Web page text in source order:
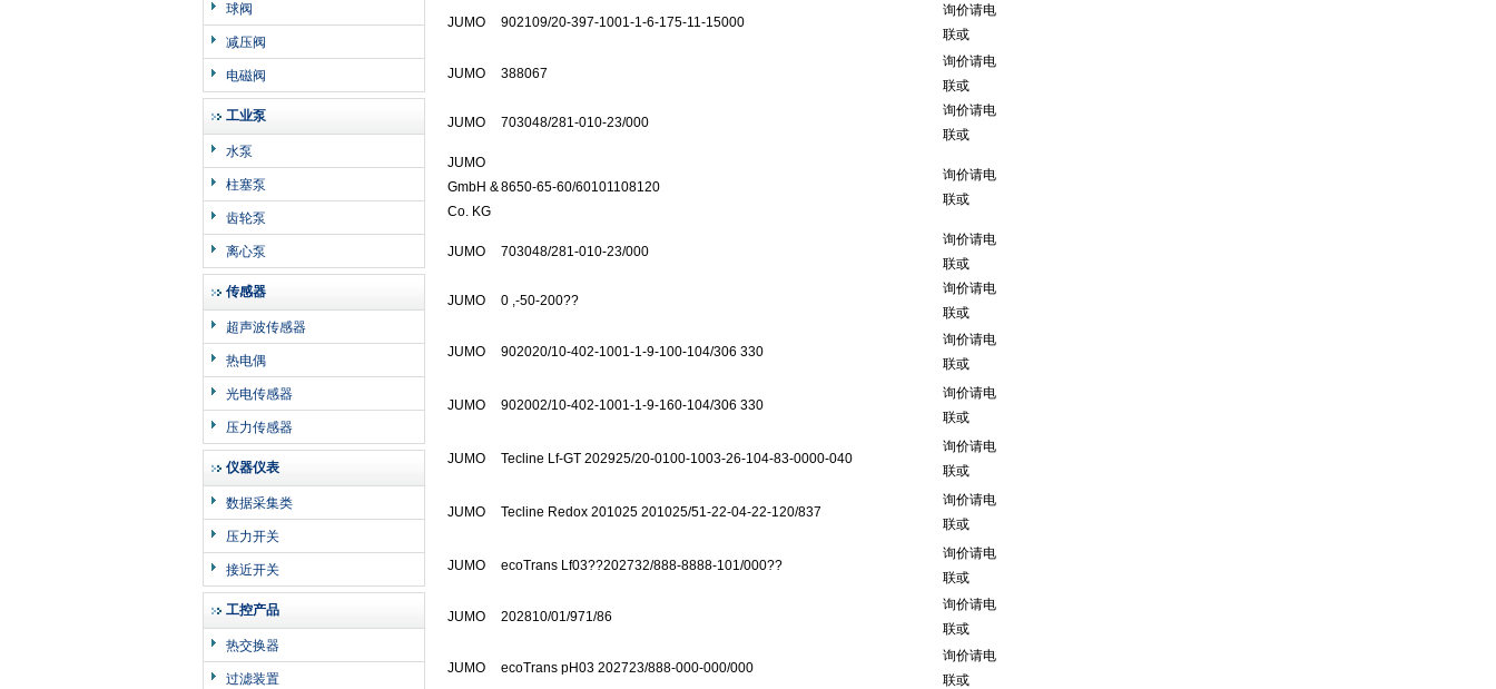
球阀
减压阀
电磁阀
工业泵
水泵
柱塞泵
齿轮泵
离心泵
传感器
超声波传感器
热电偶
光电传感器
压力传感器
仪器仪表
数据采集类
压力开关
接近开关
工控产品
热交换器
过滤装置
JUMO 902109/20-397-1001-1-6-175-11-15000
询价请电
联或
JUMO 388067
询价请电
联或
JUMO 703048/281-010-23/000
询价请电
联或
JUMO
GmbH &
Co. KG
8650-65-60/60101108120
询价请电
联或
JUMO 703048/281-010-23/000
询价请电
联或
JUMO 0 ,-50-200??
询价请电
联或
JUMO 902020/10-402-1001-1-9-100-104/306 330
询价请电
联或
JUMO 902002/10-402-1001-1-9-160-104/306 330
询价请电
联或
JUMO Tecline Lf-GT 202925/20-0100-1003-26-104-83-0000-040
询价请电
联或
JUMO Tecline Redox 201025 201025/51-22-04-22-120/837
询价请电
联或
JUMO ecoTrans Lf03??202732/888-8888-101/000??
询价请电
联或
JUMO 202810/01/971/86
询价请电
联或
JUMO ecoTrans pH03 202723/888-000-000/000
询价请电
联或